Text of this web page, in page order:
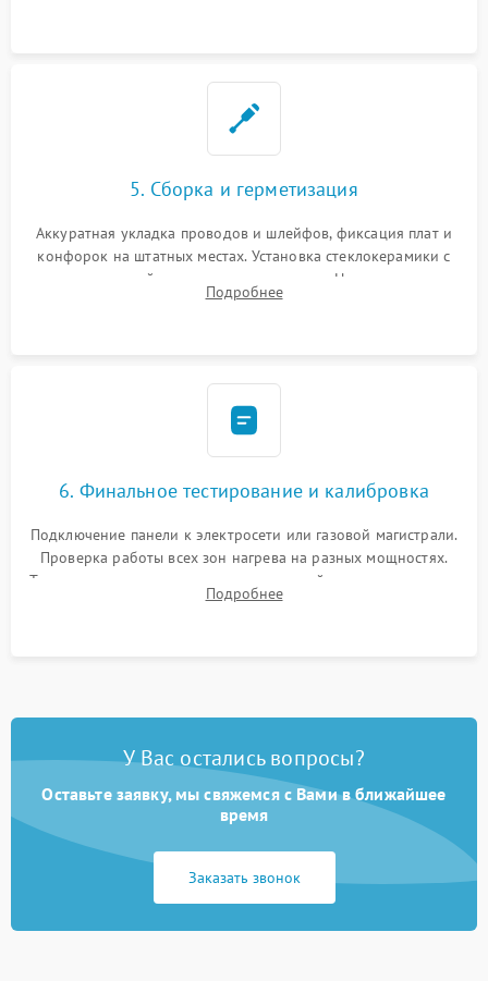
5. Сборка и герметизация
Аккуратная укладка проводов и шлейфов, фиксация плат и
конфорок на штатных местах. Установка стеклокерамики с
проверкой равномерности зазоров. Нанесение
термостойкого герметика или укладка уплотнительной
Подробнее
6. Финальное тестирование и калибровка
Подключение панели к электросети или газовой магистрали.
Проверка работы всех зон нагрева на разных мощностях.
Тестирование сенсорного управления, таймера, индикаторов
остаточного тепла и систем защиты от перегрева.
Подробнее
У Вас остались вопросы?
Оставьте заявку, мы свяжемся с Вами в ближайшее
время
Заказать звонок